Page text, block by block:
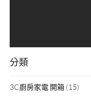
分類
3C廚房家電 開箱 (15)